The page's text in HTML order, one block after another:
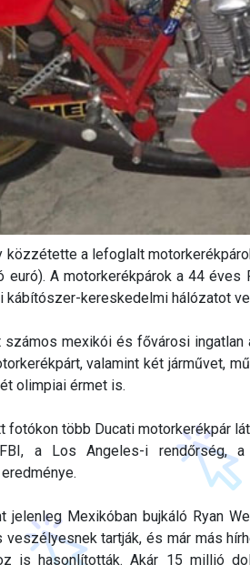
közzétette a lefoglalt
euró). A motorkerékpárok a 44
kábítószer-kereskedelmi hálózatot
számos mexikói és fővárosi
valamint két járművet,
olimpiai érmet is.
fotókon több Ducati motorkerékpár
a Los Angeles-i rendőrség, a
jelenleg Mexikóban bujkáló Ryan
tartják, és már más
is hasonlították. Akár 15 millió